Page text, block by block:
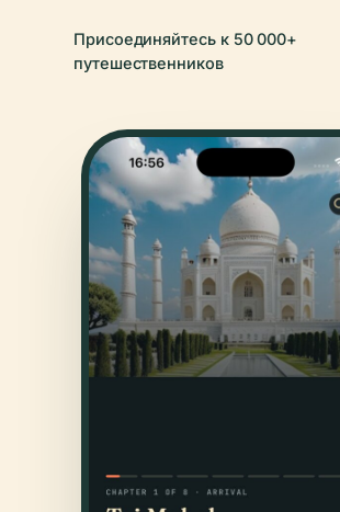
Присоединяйтесь к 50 000+
путешественников